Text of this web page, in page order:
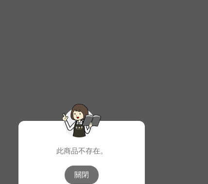
此商品不存在。
關閉